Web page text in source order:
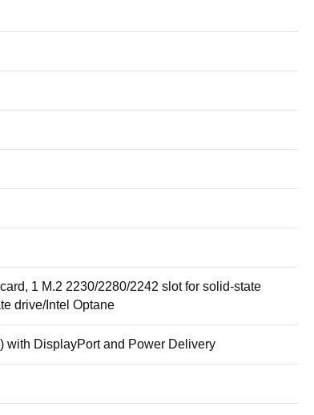
1 M.2 2230/2280/2242 slot for solid-state
drive/Intel Optane
with DisplayPort and Power Delivery